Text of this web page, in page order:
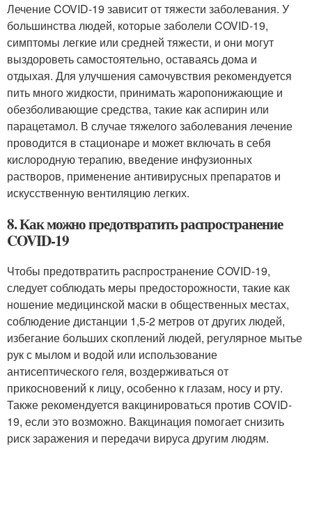
Лечение COVID-19 зависит от тяжести заболевания. У
большинства людей, которые заболели COVID-19,
симптомы легкие или средней тяжести, и они могут
выздороветь самостоятельно, оставаясь дома и
отдыхая. Для улучшения самочувствия рекомендуется
пить много жидкости, принимать жаропонижающие и
обезболивающие средства, такие как аспирин или
парацетамол. В случае тяжелого заболевания лечение
проводится в стационаре и может включать в себя
кислородную терапию, введение инфузионных
растворов, применение антивирусных препаратов и
искусственную вентиляцию легких.
8. Как можно предотвратить распространение
COVID-19
Чтобы предотвратить распространение COVID-19,
следует соблюдать меры предосторожности, такие как
ношение медицинской маски в общественных местах,
соблюдение дистанции 1,5-2 метров от других людей,
избегание больших скоплений людей, регулярное мытье
рук с мылом и водой или использование
антисептического геля, воздерживаться от
прикосновений к лицу, особенно к глазам, носу и рту.
Также рекомендуется вакцинироваться против COVID-
19, если это возможно. Вакцинация помогает снизить
риск заражения и передачи вируса другим людям.